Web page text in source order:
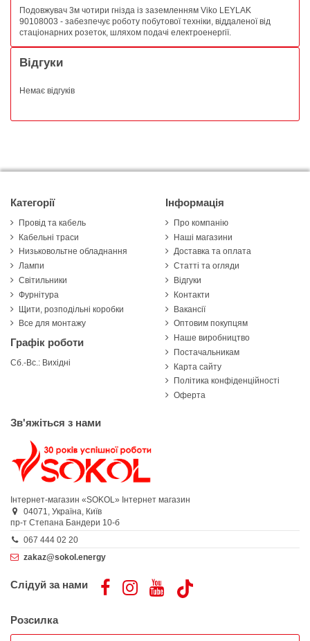
Подовжувач 3м чотири гнізда із заземленням Viko LEYLAK
90108003 - забезпечує роботу побутової техніки, віддаленої від
стаціонарних розеток, шляхом подачі електроенергії.
Відгуки
Немає відгуків
Категорії
Провід та кабель
Кабельні траси
Низьковольтне обладнання
Лампи
Світильники
Фурнітура
Щити, розподільні коробки
Все для монтажу
Графік роботи
Сб.-Вс.: Вихідні
Інформація
Про компанію
Наші магазини
Доставка та оплата
Статті та огляди
Відгуки
Контакти
Вакансії
Оптовим покупцям
Наше виробництво
Постачальникам
Карта сайту
Політика конфіденційності
Оферта
Зв'яжіться з нами
Інтернет-магазин «SOKOL» Інтернет магазин
04071, Україна, Київ
пр-т Степана Бандери 10-б
067 444 02 20
zakaz@sokol.energy
Слідуй за нами
Розсилка